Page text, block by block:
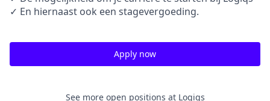
✓ En hiernaast ook een stagevergoeding.
Apply now
See more open positions at Logiqs